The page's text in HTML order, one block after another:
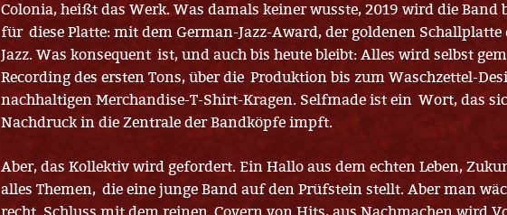
Colonia, heißt das Werk. Was damals keiner wusste, 2019 wird die Band
für diese Platte: mit dem German-Jazz-Award, der goldenen Schallplatte
Jazz. Was konsequent ist, und auch bis heute bleibt: Alles wird selbst
Recording des ersten Tons, über die Produktion bis zum Waschzettel-
nachhaltigen Merchandise-T-Shirt-Kragen. Selfmade ist ein Wort, das
Nachdruck in die Zentrale der Bandköpfe impft.
Aber, das Kollektiv wird gefordert. Ein Hallo aus dem echten Leben,
alles Themen, die eine junge Band auf den Prüfstein stellt. Aber man